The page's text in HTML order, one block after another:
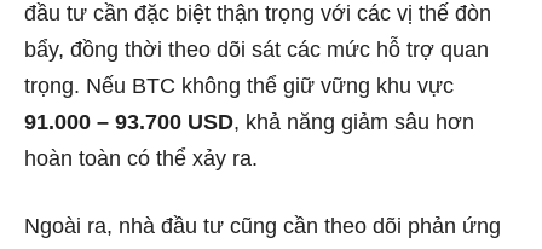
đầu tư cần đặc biệt thận trọng với các vị thế đòn
bẩy, đồng thời theo dõi sát các mức hỗ trợ quan
trọng. Nếu BTC không thể giữ vững khu vực
91.000 – 93.700 USD, khả năng giảm sâu hơn
hoàn toàn có thể xảy ra.
Ngoài ra, nhà đầu tư cũng cần theo dõi phản ứng